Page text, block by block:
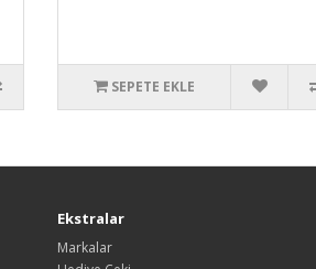
SEPETE EKLE
Ekstralar
Markalar